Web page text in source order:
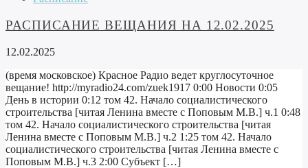
РАСПИСАНИЕ ВЕЩАНИЯ НА 12.02.2025
12.02.2025
(время московское) Красное Радио ведет круглосуточное
вещание! http://myradio24.com/zuek1917 0:00 Новости 0:05
День в истории 0:12 том 42. Начало социалистического
строительства [читая Ленина вместе с Поповым М.В.] ч.1 0:48
том 42. Начало социалистического строительства [читая
Ленина вместе с Поповым М.В.] ч.2 1:25 том 42. Начало
социалистического строительства [читая Ленина вместе с
Поповым М.В.] ч.3 2:00 Субъект […]